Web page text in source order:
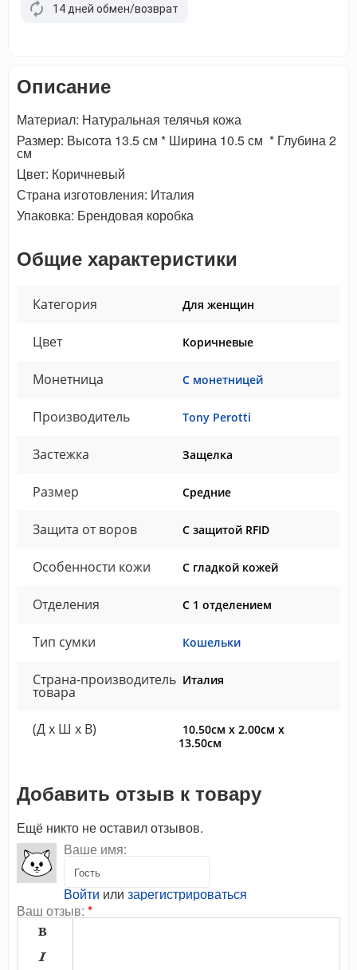
14 дней обмен/возврат
Описание
Материал: Натуральная телячья кожа
Размер: Высота 13.5 см * Ширина 10.5 см * Глубина 2
см
Цвет: Коричневый
Страна изготовления: Италия
Упаковка: Брендовая коробка
Общие характеристики
Категория Для женщин
Цвет Коричневые
Монетница С монетницей
Производитель Tony Perotti
Застежка Защелка
Размер Средние
Защита от воров С защитой RFID
Особенности кожи С гладкой кожей
Отделения С 1 отделением
Тип сумки Кошельки
Страна-производитель
товара
Италия
(Д x Ш x В)
10.50см x 2.00см x
13.50см
Добавить отзыв к товару
Ещё никто не оставил отзывов.
Ваше имя:
Войти или зарегистрироваться
Ваш отзыв: *

